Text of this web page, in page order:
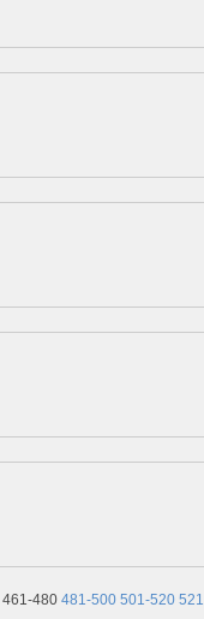
461-480 481-500 501-520